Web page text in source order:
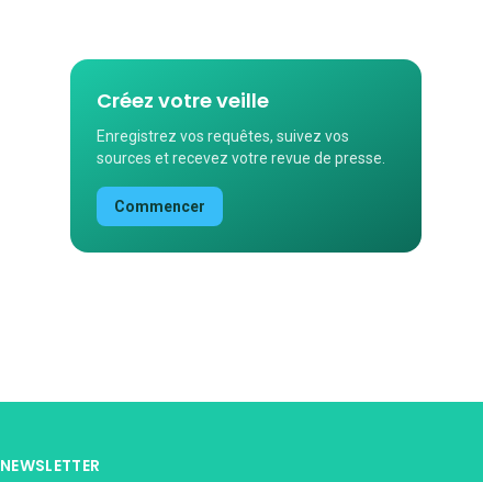
Créez votre veille
Enregistrez vos requêtes, suivez vos
sources et recevez votre revue de presse.
Commencer
NEWSLETTER